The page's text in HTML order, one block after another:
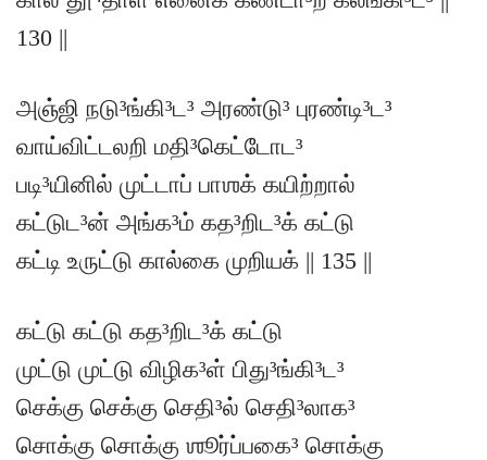
130 ||
அஞ்ஜி நடு³ங்கி³ட³ அரண்டு³ புரண்டி³ட³
வாய்விட்டலறி மதி³கெட்டோட³
படி³யினில் முட்டாப் பாஶக் கயிற்றால்
கட்டுட³ன் அங்க³ம் கத³றிட³க் கட்டு
கட்டி உருட்டு கால்கை முறியக் || 135 ||
கட்டு கட்டு கத³றிட³க் கட்டு
முட்டு முட்டு விழிக³ள் பிது³ங்கி³ட³
செக்கு செக்கு செதி³ல் செதி³லாக³
சொக்கு சொக்கு ஶூர்ப்பகை³ சொக்கு